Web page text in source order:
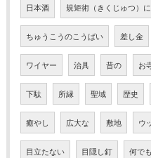
日本酒 規矩術（きくじゅつ）
ちゅうこうのこうばい 差し金
ワイヤー 治具 昔の お
下駄 所縁 聖域 歴史
癒やし 広大な 敷地 ウ
目立たない 目隠し釘 何で